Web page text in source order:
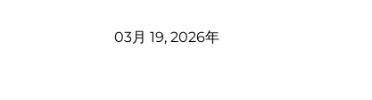
03月 19, 2026年